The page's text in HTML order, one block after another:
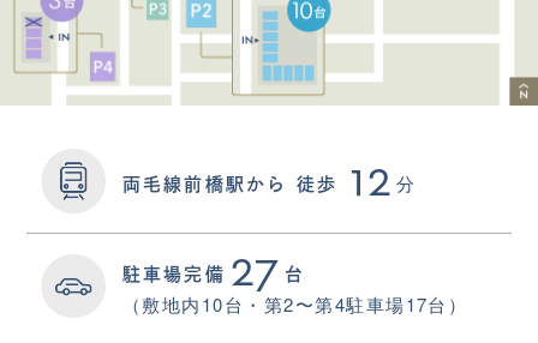
両毛線前橋駅から 徒歩 12 分
駐車場完備 27 台
（敷地内10台・第2〜第4駐車場17台）